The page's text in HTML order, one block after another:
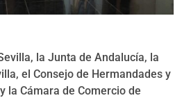
la Junta de Andalucía, la
el Consejo de Hermandades y
la Cámara de Comercio de